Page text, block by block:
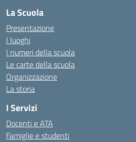
La Scuola
Presentazione
I luoghi
I numeri della scuola
Le carte della scuola
Organizzazione
La storia
I Servizi
Docenti e ATA
Famiglie e studenti